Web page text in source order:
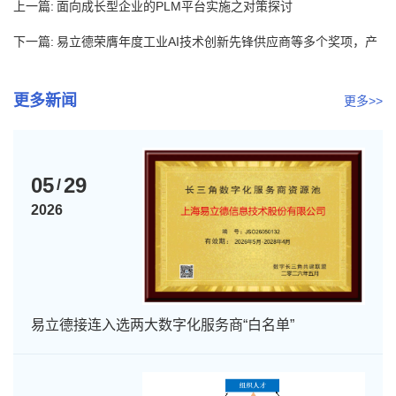
上一篇: 面向成长型企业的PLM平台实施之对策探讨
下一篇: 易立德荣膺年度工业AI技术创新先锋供应商等多个奖项，产
更多新闻 更多>>
05/29
2026
易立德接连入选两大数字化服务商“白名单”